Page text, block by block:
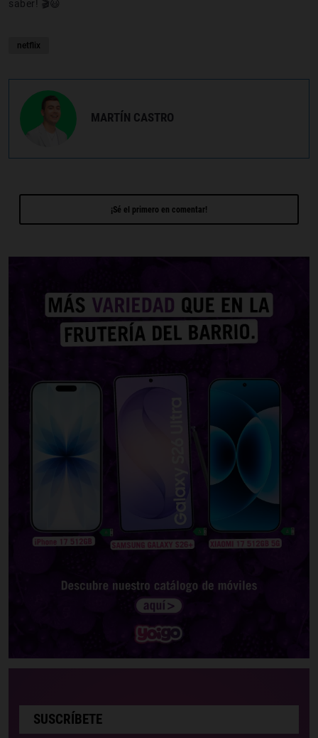
saber! 🎬😃
netflix
MARTÍN CASTRO
¡Sé el primero en comentar!
SUSCRÍBETE